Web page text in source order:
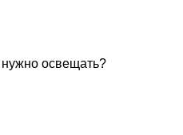
освещать?